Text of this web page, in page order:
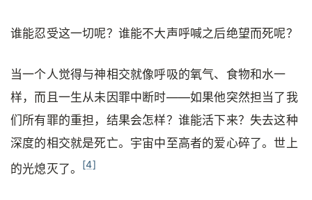
谁能忍受这一切呢？谁能不大声呼喊之后绝望而死呢？
当一个人觉得与神相交就像呼吸的氧气、食物和水一
样，而且一生从未因罪中断时——如果他突然担当了我
们所有罪的重担，结果会怎样？谁能活下来？失去这种
深度的相交就是死亡。宇宙中至高者的爱心碎了。世上
的光熄灭了。
[4]